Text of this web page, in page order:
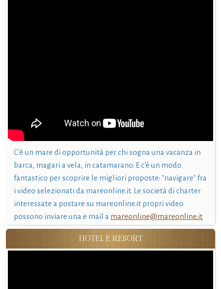
C'è un mare di opportunità per chi sogna una vacanza in
barca, magari a vela, in catamarano. E c'è un modo
fantastico per scoprire le migliori proposte: "navigare" fra
i video selezionati da mareonline.it. Le società di charter
interessate a postare su mareonline.it propri video
possono inviare una e mail a mareonline@mareonline.it
HOTEL E RESORT